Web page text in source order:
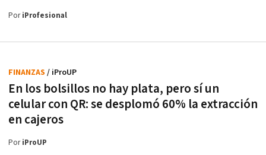
PoriProfesional
En los bolsillos no hay plata, pero sí un
celular con QR: se desplomó 60% la extracción
en cajeros
FINANZAS / iProUP
PoriProUP